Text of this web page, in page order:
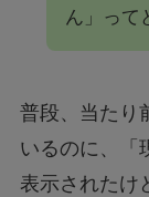
ん」って
普段、当たり
いるのに、「
表示されたけ